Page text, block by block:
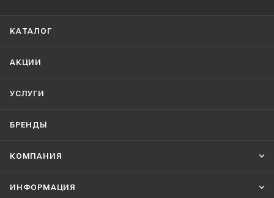
КАТАЛОГ
АКЦИИ
УСЛУГИ
БРЕНДЫ
КОМПАНИЯ
ИНФОРМАЦИЯ